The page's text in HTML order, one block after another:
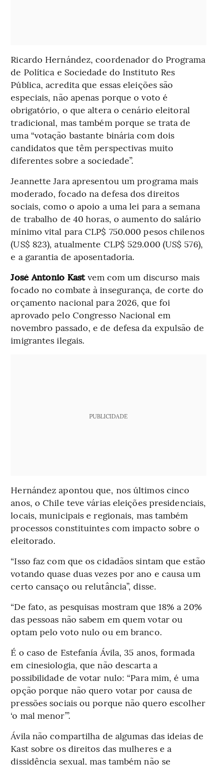
Ricardo Hernández, coordenador do Programa
de Política e Sociedade do Instituto Res
Pública, acredita que essas eleições são
especiais, não apenas porque o voto é
obrigatório, o que altera o cenário eleitoral
tradicional, mas também porque se trata de
uma “votação bastante binária com dois
candidatos que têm perspectivas muito
diferentes sobre a sociedade”.
Jeannette Jara apresentou um programa mais
moderado, focado na defesa dos direitos
sociais, como o apoio a uma lei para a semana
de trabalho de 40 horas, o aumento do salário
mínimo vital para CLP$ 750.000 pesos chilenos
(US$ 823), atualmente CLP$ 529.000 (US$ 576),
e a garantia de aposentadoria.
José Antonio Kastvem com um discurso mais
focado no combate à insegurança, de corte do
orçamento nacional para 2026, que foi
aprovado pelo Congresso Nacional em
novembro passado, e de defesa da expulsão de
imigrantes ilegais.
PUBLICIDADE
Hernández apontou que, nos últimos cinco
anos, o Chile teve várias eleições presidenciais,
locais, municipais e regionais, mas também
processos constituintes com impacto sobre o
eleitorado.
“Isso faz com que os cidadãos sintam que estão
votando quase duas vezes por ano e causa um
certo cansaço ou relutância”, disse.
“De fato, as pesquisas mostram que 18% a 20%
das pessoas não sabem em quem votar ou
optam pelo voto nulo ou em branco.
É o caso de Estefanía Ávila, 35 anos, formada
em cinesiologia, que não descarta a
possibilidade de votar nulo: “Para mim, é uma
opção porque não quero votar por causa de
pressões sociais ou porque não quero escolher
‘o mal menor’”.
Ávila não compartilha de algumas das ideias de
Kast sobre os direitos das mulheres e a
dissidência sexual, mas também não se